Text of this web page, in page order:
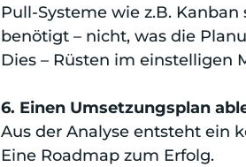
Pull-Systeme wie z.B.
benötigt – nicht, was die
Dies – Rüsten im einstelligen
6. Einen Umsetzungsplan
Aus der Analyse entsteht ein
Eine Roadmap zum Erfolg.